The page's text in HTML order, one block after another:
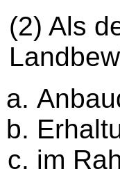
(2) Als
im